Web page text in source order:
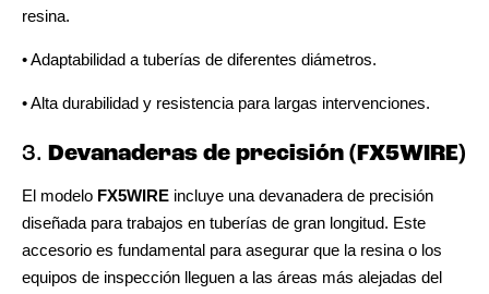
resina.
• Adaptabilidad a tuberías de diferentes diámetros.
• Alta durabilidad y resistencia para largas intervenciones.
3. Devanaderas de precisión (FX5WIRE)
El modelo FX5WIRE incluye una devanadera de precisión
diseñada para trabajos en tuberías de gran longitud. Este
accesorio es fundamental para asegurar que la resina o los
equipos de inspección lleguen a las áreas más alejadas del